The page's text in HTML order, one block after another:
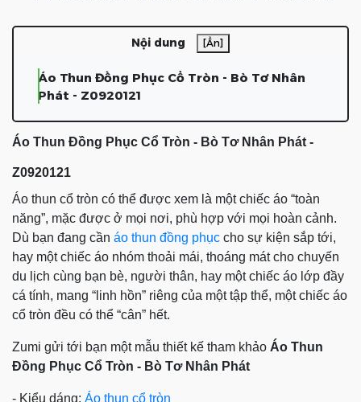
Nội dung [Ẩn]
Áo Thun Đồng Phục Cổ Tròn - Bò Tơ Nhân
Phát - Z0920121
Áo Thun Đồng Phục Cổ Tròn - Bò Tơ Nhân Phát -
Z0920121
Áo thun cổ tròn có thể được xem là một chiếc áo “toàn
năng”, mặc được ở mọi nơi, phù hợp với mọi hoàn cảnh.
Dù bạn đang cần áo thun đồng phục cho sự kiện sắp tới,
hay một chiếc áo nhóm thoải mái, thoáng mát cho chuyến
du lịch cùng bạn bè, người thân, hay một chiếc áo lớp đầy
cá tính, mang “linh hồn” riêng của một tập thể, một chiếc áo
cổ tròn đều có thể “cân” hết.
Zumi gửi tới bạn một mẫu thiết kế tham khảo Áo Thun
Đồng Phục Cổ Tròn - Bò Tơ Nhân Phát
- Kiểu dáng: Áo thun cổ tròn